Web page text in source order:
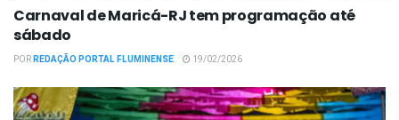
Carnaval de Maricá-RJ tem programação até
sábado
PORREDAÇÃO PORTAL FLUMINENSE 19/02/2026